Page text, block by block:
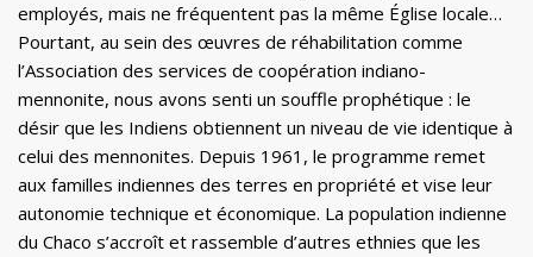
employés, mais ne fréquentent pas la même Église locale…
Pourtant, au sein des œuvres de réhabilitation comme
l’Association des services de coopération indiano-
mennonite, nous avons senti un souffle prophétique : le
désir que les Indiens obtiennent un niveau de vie identique à
celui des mennonites. Depuis 1961, le programme remet
aux familles indiennes des terres en propriété et vise leur
autonomie technique et économique. La population indienne
du Chaco s’accroît et rassemble d’autres ethnies que les